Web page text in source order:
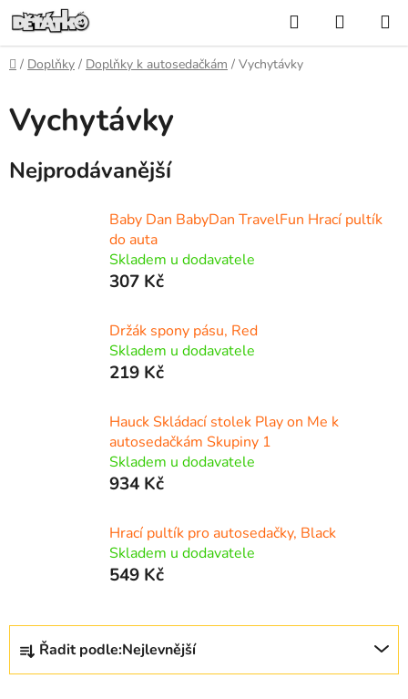
Přejít
na
obsah
Hledat
KOŠÍK
Domů
/ Doplňky / Doplňky k autosedačkám / Vychytávky
Vychytávky
Nejprodávanější
Baby Dan BabyDan TravelFun Hrací pultík
do auta
Skladem u dodavatele
307 Kč
Držák spony pásu, Red
Skladem u dodavatele
219 Kč
Hauck Skládací stolek Play on Me k
autosedačkám Skupiny 1
Skladem u dodavatele
934 Kč
Hrací pultík pro autosedačky, Black
Skladem u dodavatele
549 Kč
Ř
z
Řadit podle:Nejlevnější